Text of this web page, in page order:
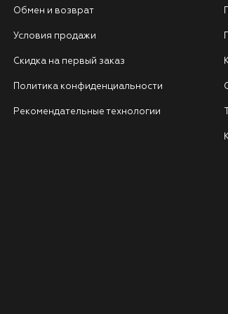
Обмен и возврат
Условия продажи
Скидка на первый заказ
Политика конфиденциальности
Рекомендательные технологии